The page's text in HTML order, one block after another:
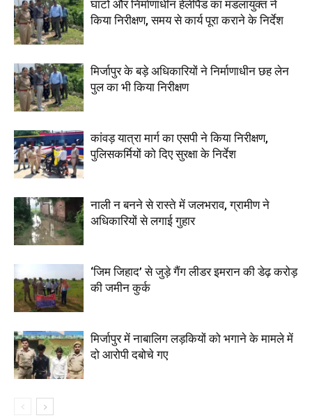
घाटों और निर्माणाधीन हेलीपैड का मंडलायुक्त ने
किया निरीक्षण, समय से कार्य पूरा कराने के निर्देश
मिर्जापुर के बड़े अधिकारियों ने निर्माणाधीन छह लेन
पुल का भी किया निरीक्षण
कांवड़ यात्रा मार्ग का एसपी ने किया निरीक्षण,
पुलिसकर्मियों को दिए सुरक्षा के निर्देश
नाली न बनने से रास्ते में जलभराव, ग्रामीण ने
अधिकारियों से लगाई गुहार
‘जिम जिहाद’ से जुड़े गैंग लीडर इमरान की डेढ़ करोड़
की जमीन कुर्क
मिर्जापुर में नाबालिग लड़कियों को भगाने के मामले में
दो आरोपी दबोचे गए